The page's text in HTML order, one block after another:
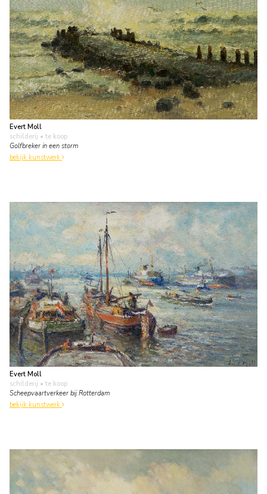
Evert Moll
schilderij • te koop
Golfbreker in een storm
bekijk kunstwerk
Evert Moll
schilderij • te koop
Scheepvaartverkeer bij Rotterdam
bekijk kunstwerk